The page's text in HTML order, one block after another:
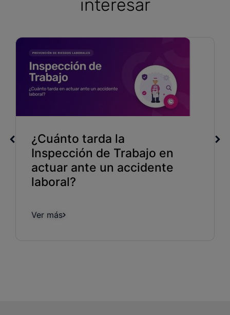
interesar
¿Cuánto tarda la
Inspección de Trabajo en
actuar ante un accidente
laboral?
Ver más